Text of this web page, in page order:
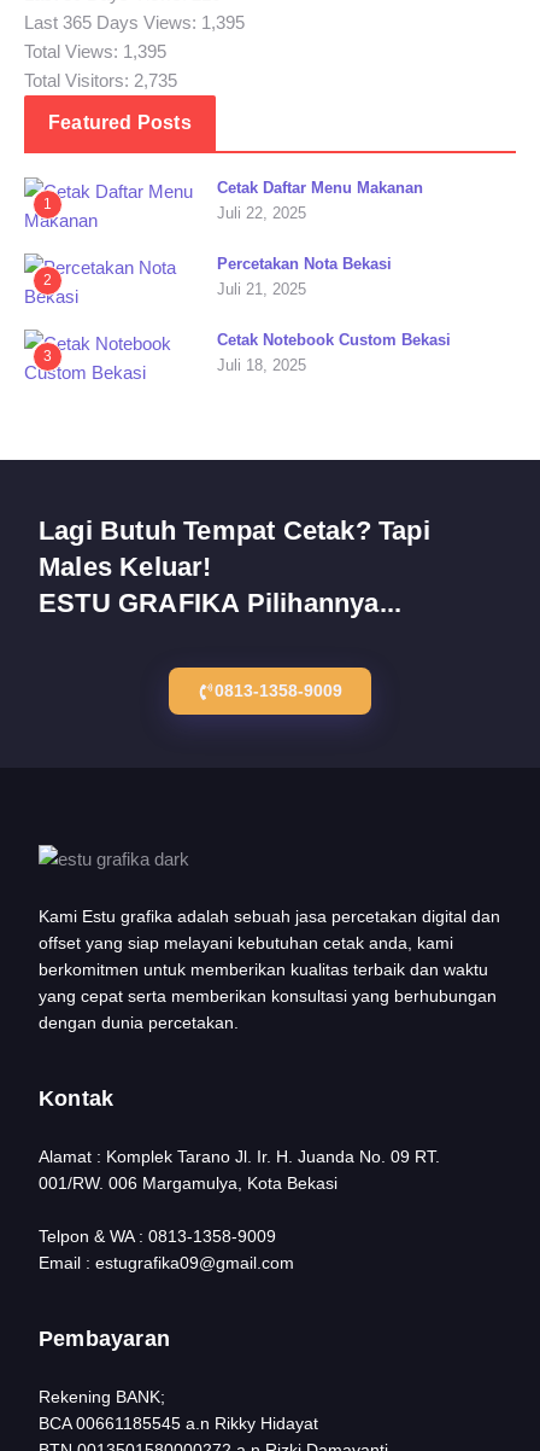
Last 365 Days Views: 1,395
Total Views: 1,395
Total Visitors: 2,735
Featured Posts
1
Cetak Daftar Menu Makanan
Juli 22, 2025
2
Percetakan Nota Bekasi
Juli 21, 2025
3
Cetak Notebook Custom Bekasi
Juli 18, 2025
Lagi Butuh Tempat Cetak? Tapi
Males Keluar!
ESTU GRAFIKA Pilihannya...
0813-1358-9009
Kami Estu grafika adalah sebuah jasa percetakan digital dan
offset yang siap melayani kebutuhan cetak anda, kami
berkomitmen untuk memberikan kualitas terbaik dan waktu
yang cepat serta memberikan konsultasi yang berhubungan
dengan dunia percetakan.
Kontak
Alamat : Komplek Tarano Jl. Ir. H. Juanda No. 09 RT.
001/RW. 006 Margamulya, Kota Bekasi
Telpon & WA : 0813-1358-9009
Email : estugrafika09@gmail.com
Pembayaran
Rekening BANK;
BCA 00661185545 a.n Rikky Hidayat